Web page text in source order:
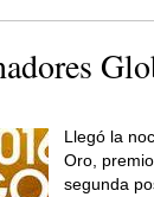
Llegó la
Oro,
segunda